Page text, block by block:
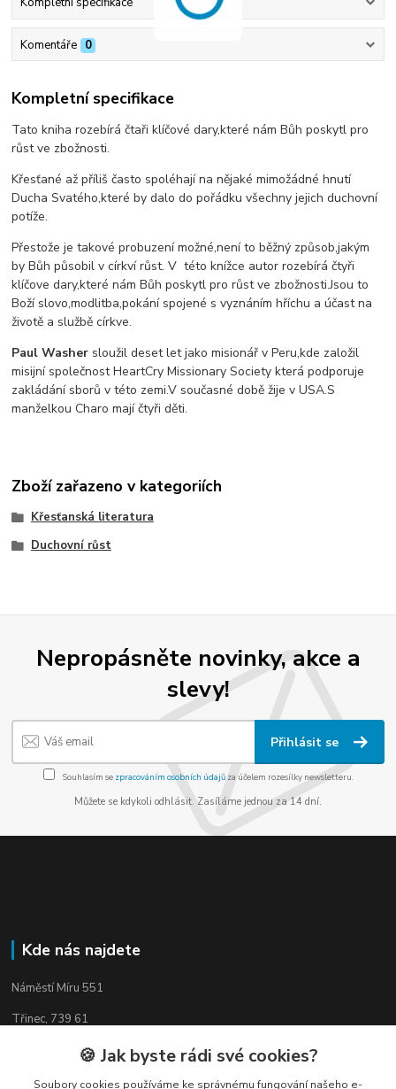
Komentáře 0
Kompletní specifikace
Tato kniha rozebírá čtaři klíčové dary,které nám Bůh poskytl pro
růst ve zbožnosti.
Křesťané až příliš často spoléhají na nějaké mimožádné hnutí
Ducha Svatého,které by dalo do pořádku všechny jejich duchovní
potíže.
Přestože je takové probuzení možné,není to běžný způsob,jakým
by Bůh působil v církví růst. V této knížce autor rozebírá čtyři
klíčove dary,které nám Bůh poskytl pro růst ve zbožnosti.Jsou to
Boží slovo,modlitba,pokání spojené s vyznáním hříchu a účast na
životě a službě církve.
Paul Washer sloužil deset let jako misionář v Peru,kde založil
misijní společnost HeartCry Missionary Society která podporuje
zakládání sborů v této zemi.V současné době žije v USA.S
manželkou Charo mají čtyři děti.
Zboží zařazeno v kategoriích
Křesťanská literatura
Duchovní růst
Nepropásněte novinky, akce a
slevy!
Přihlásit se
Souhlasím se zpracováním osobních údajůza účelem rozesílky newsletteru.
Můžete se kdykoli odhlásit. Zasíláme jednou za 14 dní.
Kde nás najdete
Náměstí Míru 551
Třinec, 739 61
🍪 Jak byste rádi své cookies?
Soubory cookies používáme ke správnému fungování našeho e-